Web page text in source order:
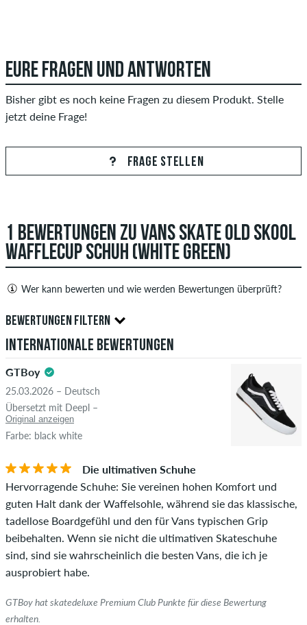
EURE FRAGEN UND ANTWORTEN
Bisher gibt es noch keine Fragen zu diesem Produkt. Stelle
jetzt deine Frage!
FRAGE STELLEN
1 BEWERTUNGEN ZU VANS SKATE OLD SKOOL
WAFFLECUP SCHUH (WHITE GREEN)
Wer kann bewerten und wie werden Bewertungen überprüft?
Nur Personen mit einem skatedeluxe Kundenkonto können
Bewertungen abgeben. Diese werden erst nach unserer
Überprüfung veröffentlicht. Wir veröffentlichen sowohl
beleidigenden oder obszönen Inhalten sowie Bewertungen,
die geltendes Recht oder Urheberrechte verletzen oder Spam
und Fremdwerbung enthalten, werden nicht veröffentlicht.
Die Sternebewertung des Artikels ist der Durchschnitt aller
Ob die Bewertung von einer Person stammt, die diesen
Artikel wirklich gekauft hat, erkennst du am grünen Haken
neben dem Namen mit dem Zusatz "Verifizierter Kauf". Bei
diesen Personen wurde der Kauf anhand ihrer Bestellungen
überprüft. Bei Bewertungen ohne grünen Haken, können wir
leider nicht garantieren, dass die Personen den Artikel
wirklich besitzen oder besessen haben.
BEWERTUNGEN FILTERN
5.0
STERNE
Internationale Bewertungen
GTBoy
25.03.2026 – Deutsch
Übersetzt mit Deepl –
Original anzeigen
Farbe: black white
Die ultimativen Schuhe
Hervorragende Schuhe: Sie vereinen hohen Komfort und
guten Halt dank der Waffelsohle, während sie das klassische,
tadellose Boardgefühl und den für Vans typischen Grip
beibehalten. Wenn sie nicht die ultimativen Skateschuhe
sind, sind sie wahrscheinlich die besten Vans, die ich je
ausprobiert habe.
GTBoy hat skatedeluxe Premium Club Punkte für diese Bewertung
erhalten.